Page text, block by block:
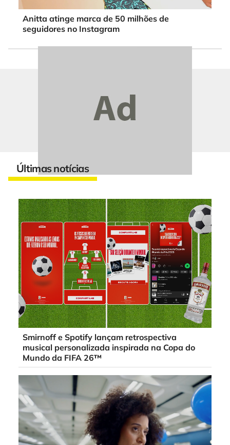
Anitta atinge marca de 50 milhões de
seguidores no Instagram
Últimas notícias
Smirnoff e Spotify lançam retrospectiva
musical personalizada inspirada na Copa do
Mundo da FIFA 26™